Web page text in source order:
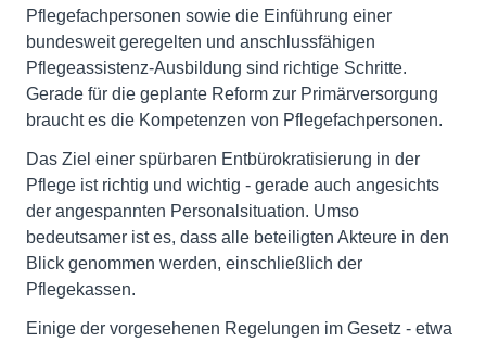
Pflegefachpersonen sowie die Einführung einer
bundesweit geregelten und anschlussfähigen
Pflegeassistenz-Ausbildung sind richtige Schritte.
Gerade für die geplante Reform zur Primärversorgung
braucht es die Kompetenzen von Pflegefachpersonen.
Das Ziel einer spürbaren Entbürokratisierung in der
Pflege ist richtig und wichtig - gerade auch angesichts
der angespannten Personalsituation. Umso
bedeutsamer ist es, dass alle beteiligten Akteure in den
Blick genommen werden, einschließlich der
Pflegekassen.
Einige der vorgesehenen Regelungen im Gesetz - etwa